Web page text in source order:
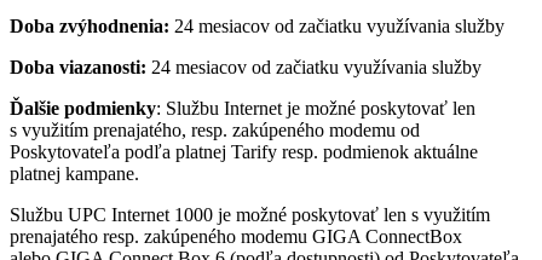
Doba zvýhodnenia: 24 mesiacov od začiatku využívania služby
Doba viazanosti: 24 mesiacov od začiatku využívania služby
Ďalšie podmienky: Službu Internet je možné poskytovať len
s využitím prenajatého, resp. zakúpeného modemu od
Poskytovateľa podľa platnej Tarify resp. podmienok aktuálne
platnej kampane.
Službu UPC Internet 1000 je možné poskytovať len s využitím
prenajatého resp. zakúpeného modemu GIGA ConnectBox